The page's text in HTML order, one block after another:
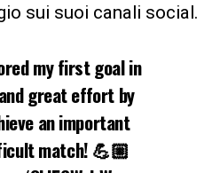
sui suoi canali social.
my first goal in
great effort by
an important
match! 💪🏼